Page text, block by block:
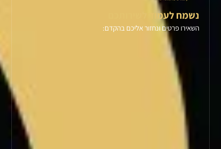
נשמח לעמוד לשירותכם
השאירו פרטים ונחזור אליכם בהקדם: